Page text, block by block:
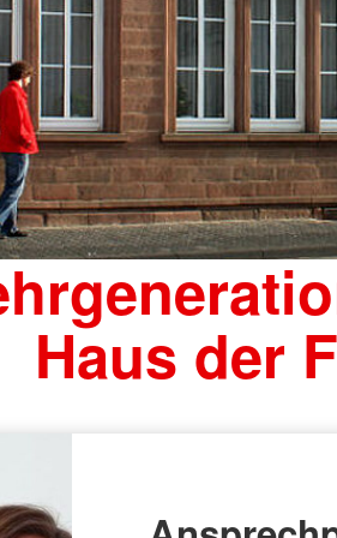
Haus der